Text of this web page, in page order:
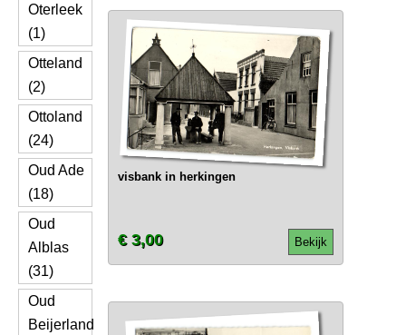
Oterleek
(1)
Otteland
(2)
Ottoland
(24)
Oud Ade
(18)
Oud
Alblas
(31)
Oud
Beijerland
visbank in herkingen
Bekijk
€ 3,00